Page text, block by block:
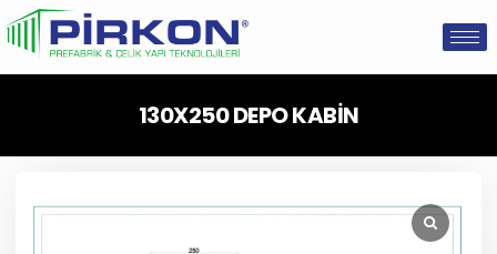
130X250 DEPO KABİN